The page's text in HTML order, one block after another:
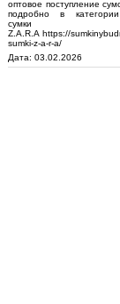
оптовое поступление
подробно в
сумки
Z.A.R.A https://
sumki-z-a-r-a/
Дата: 03.02.2026